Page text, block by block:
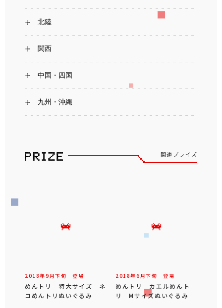
北陸
関西
中国・四国
九州・沖縄
関連プライズ
2018年9 月下旬 登場
めんトリ 特大サイズ ネ
コめんトリぬいぐるみ
2018年6 月下旬 登場
めんトリ カエルめんト
リ Mサイズぬいぐるみ